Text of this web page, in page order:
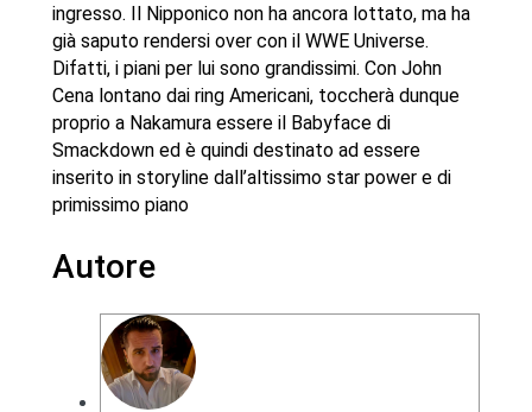
ingresso. Il Nipponico non ha ancora lottato, ma ha
già saputo rendersi over con il WWE Universe.
Difatti, i piani per lui sono grandissimi. Con John
Cena lontano dai ring Americani, toccherà dunque
proprio a Nakamura essere il Babyface di
Smackdown ed è quindi destinato ad essere
inserito in storyline dall’altissimo star power e di
primissimo piano
Autore